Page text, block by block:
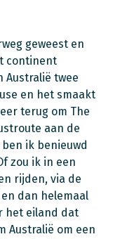
geweest en
continent
Australië twee
en het smaakt
terug om The
aan de
ik benieuwd
zou ik in een
rijden, via de
dan helemaal
het eiland dat
Australië om een